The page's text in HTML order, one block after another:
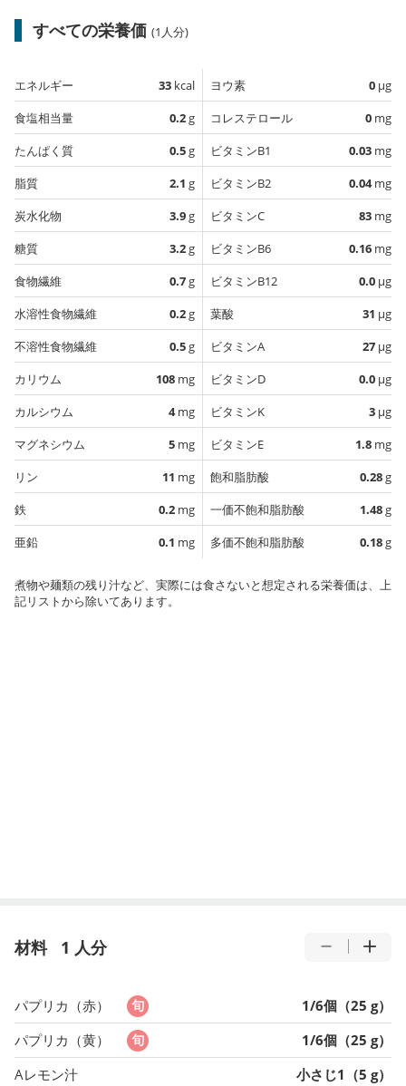
すべての栄養価 (1人分)
エネルギー 33 kcal
食塩相当量
0.2g
たんぱく質
0.5g
脂質
2.1 g
炭水化物
3.9g
糖質
3.2g
食物繊維
0.7g
水溶性食物繊維
0.2g
不溶性食物繊維
0.5g
カリウム
108 mg
カルシウム
4mg
マグネシウム
5 mg
リン
11 mg
鉄
0.2 mg
亜鉛
0.1 mg
ヨウ素 0 µg
コレステロール
0 mg
ビタミンB1
0.03 mg
ビタミンB2
0.04mg
ビタミンC
83 mg
ビタミンB6
0.16 mg
ビタミンB12
0.0 µg
葉酸
31 µg
ビタミンA
27 µg
ビタミンD
0.0 µg
ビタミンK
3 µg
ビタミンE
1.8 mg
飽和脂肪酸
0.28g
一価不飽和脂肪酸
1.48g
多価不飽和脂肪酸
0.18g
煮物や麺類の残り汁など、実際には食さないと想定される栄養価は、上
記リストから除いてあります。
材料 1 人分
パプリカ（赤）
1/6個（25 g）
パプリカ（黄）
1/6個（25 g）
Aレモン汁
小さじ1（5 g）